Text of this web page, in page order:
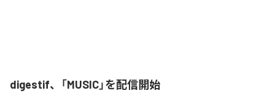
digestif、「MUSIC」を配信開始